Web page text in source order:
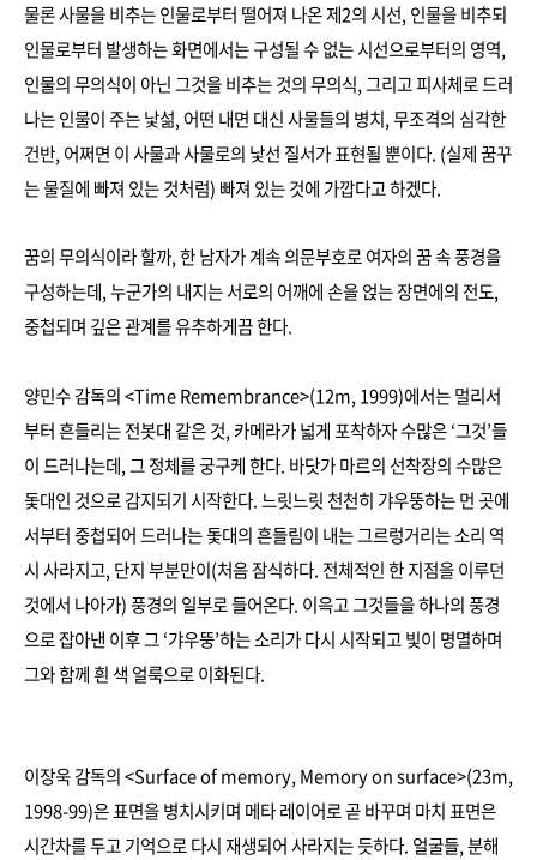
물론 사물을 비추는 인물로부터 떨어져 나온 제2의 시선, 인물을 비추되
인물로부터 발생하는 화면에서는 구성될 수 없는 시선으로부터의 영역,
인물의 무의식이 아닌 그것을 비추는 것의 무의식, 그리고 피사체로 드러
나는 인물이 주는 낯섦, 어떤 내면 대신 사물들의 병치, 무조격의 심각한
건반, 어쩌면 이 사물과 사물로의 낯선 질서가 표현될 뿐이다. (실제 꿈꾸
는 물질에 빠져 있는 것처럼) 빠져 있는 것에 가깝다고 하겠다.
꿈의 무의식이라 할까, 한 남자가 계속 의문부호로 여자의 꿈 속 풍경을
구성하는데, 누군가의 내지는 서로의 어깨에 손을 얹는 장면에의 전도,
중첩되며 깊은 관계를 유추하게끔 한다.
양민수 감독의 <Time Remembrance>(12m, 1999)에서는 멀리서
부터 흔들리는 전봇대 같은 것, 카메라가 넓게 포착하자 수많은 ‘그것’들
이 드러나는데, 그 정체를 궁구케 한다. 바닷가 마르의 선착장의 수많은
돛대인 것으로 감지되기 시작한다. 느릿느릿 천천히 갸우뚱하는 먼 곳에
서부터 중첩되어 드러나는 돛대의 흔들림이 내는 그르렁거리는 소리 역
시 사라지고, 단지 부분만이(처음 잠식하다. 전체적인 한 지점을 이루던
것에서 나아가) 풍경의 일부로 들어온다. 이윽고 그것들을 하나의 풍경
으로 잡아낸 이후 그 ‘갸우뚱’하는 소리가 다시 시작되고 빛이 명멸하며
그와 함께 흰 색 얼룩으로 이화된다.
이장욱 감독의 <Surface of memory, Memory on surface>(23m,
1998-99)은 표면을 병치시키며 메타 레이어로 곧 바꾸며 마치 표면은
시간차를 두고 기억으로 다시 재생되어 사라지는 듯하다. 얼굴들, 분해